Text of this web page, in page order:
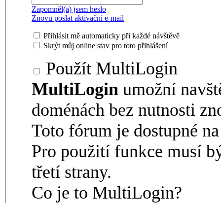
Zapomněl(a) jsem heslo
Znovu poslat aktivační e-mail
Přihlásit mě automaticky při každé návštěvě
Skrýt můj online stav pro toto přihlášení
Použít MultiLogin
MultiLogin umožní
doménách bez nutnosti
Toto fórum je dostupné
Pro použití funkce musí
třetí strany.
Co je to MultiLogin?